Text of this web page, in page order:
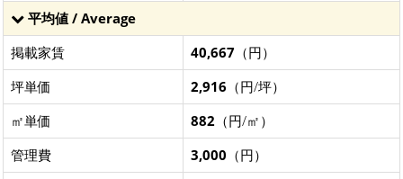
平均値 / Average
掲載家賃
40,667 （円）
坪単価
2,916 （円/坪）
㎡単価
882 （円/㎡）
管理費
3,000 （円）